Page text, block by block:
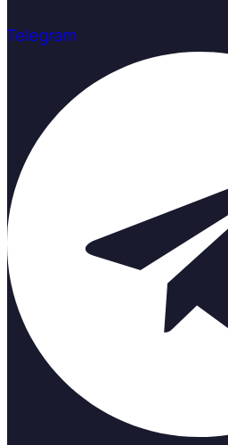
Telegram